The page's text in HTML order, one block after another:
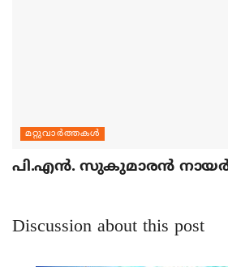
മറ്റുവാര്‍ത്തകള്‍
പി.എന്‍. സുകുമാരന്‍ നായര്‍
Discussion about this post